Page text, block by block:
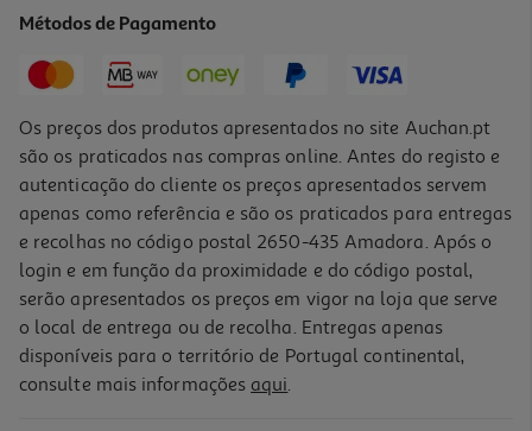
Copo Decorado Vidro 345ml
Métodos de Pagamento
Os preços dos produtos apresentados no site Auchan.pt
são os praticados nas compras online. Antes do registo e
autenticação do cliente os preços apresentados servem
apenas como referência e são os praticados para entregas
e recolhas no código postal 2650-435 Amadora. Após o
login e em função da proximidade e do código postal,
serão apresentados os preços em vigor na loja que serve
o local de entrega ou de recolha. Entregas apenas
disponíveis para o território de Portugal continental,
consulte mais informações aqui.